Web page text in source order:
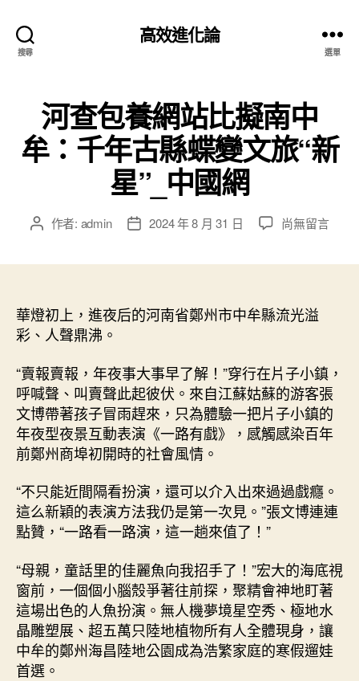
搜尋
高效進化論
選單
河查包養網站比擬南中
牟：千年古縣蝶變文旅“新
星”_中國網
文 作者: admin
文
期
2024 年 8 月 31 日
在
網
擬
南
中
牟：
千
縣
蝶
變
“新
星”
_
中
國
尚無留言
華燈初上，進夜后的河南省鄭州市中牟縣流光溢
彩、人聲鼎沸。
“賣報賣報，年夜事大事早了解！”穿行在片子小鎮，
呼喊聲、叫賣聲此起彼伏。來自江蘇姑蘇的游客張
文博帶著孩子冒雨趕來，只為體驗一把片子小鎮的
年夜型夜景互動表演《一路有戲》，感觸感染百年
前鄭州商埠初開時的社會風情。
“不只能近間隔看扮演，還可以介入出來過過戲癮。
這么新穎的表演方法我仍是第一次見。”張文博連連
點贊，“一路看一路演，這一趟來值了！”
“母親，童話里的佳麗魚向我招手了！”宏大的海底視
窗前，一個個小腦殼爭著往前探，聚精會神地盯著
這場出色的人魚扮演。無人機夢境星空秀、極地水
晶雕塑展、超五萬只陸地植物所有人全體現身，讓
中牟的鄭州海昌陸地公園成為浩繁家庭的寒假遛娃
首選。